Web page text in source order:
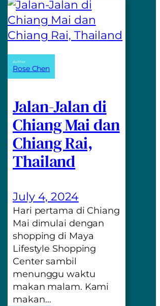
Author:
Rose Chen
Jalan-Jalan di
Chiang Mai dan
Chiang Rai,
Thailand
July 4, 2024
Hari pertama di Chiang
Mai dimulai dengan
shopping di Maya
Lifestyle Shopping
Center sambil
menunggu waktu
makan malam. Kami
makan…